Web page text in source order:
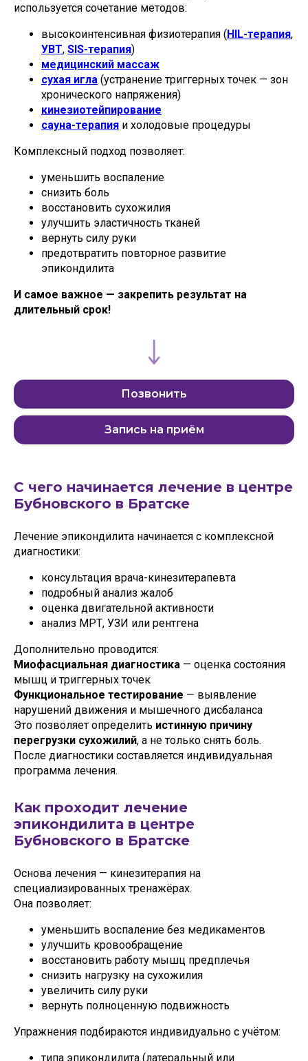
используется сочетание методов:
высокоинтенсивная физиотерапия (HIL-терапия,
УВТ, SIS-терапия)
медицинский массаж
сухая игла (устранение триггерных точек — зон
хронического напряжения)
кинезиотейпирование
сауна-терапия и холодовые процедуры
Комплексный подход позволяет:
уменьшить воспаление
снизить боль
восстановить сухожилия
улучшить эластичность тканей
вернуть силу руки
предотвратить повторное развитие
эпикондилита
И самое важное — закрепить результат на
длительный срок!
Позвонить
Запись на приём
С чего начинается лечение в центре
Бубновского в Братске
Лечение эпикондилита начинается с комплексной
диагностики:
консультация врача-кинезитерапевта
подробный анализ жалоб
оценка двигательной активности
анализ МРТ, УЗИ или рентгена
Дополнительно проводится:
Миофасциальная диагностика — оценка состояния
мышц и триггерных точек
Функциональное тестирование — выявление
нарушений движения и мышечного дисбаланса
Это позволяет определить истинную причину
перегрузки сухожилий, а не только снять боль.
После диагностики составляется индивидуальная
программа лечения.
Как проходит лечение
эпикондилита в центре
Бубновского в Братске
Основа лечения — кинезитерапия на
специализированных тренажёрах.
Она позволяет:
уменьшить воспаление без медикаментов
улучшить кровообращение
восстановить работу мышц предплечья
снизить нагрузку на сухожилия
увеличить силу руки
вернуть полноценную подвижность
Упражнения подбираются индивидуально с учётом:
типа эпикондилита (латеральный или